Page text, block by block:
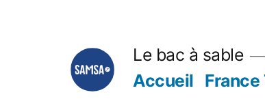
Le bac à sable
Accueil France